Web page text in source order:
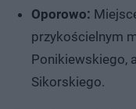
Oporowo:
przykościelnym
Ponikiewskiego,
Sikorskiego.